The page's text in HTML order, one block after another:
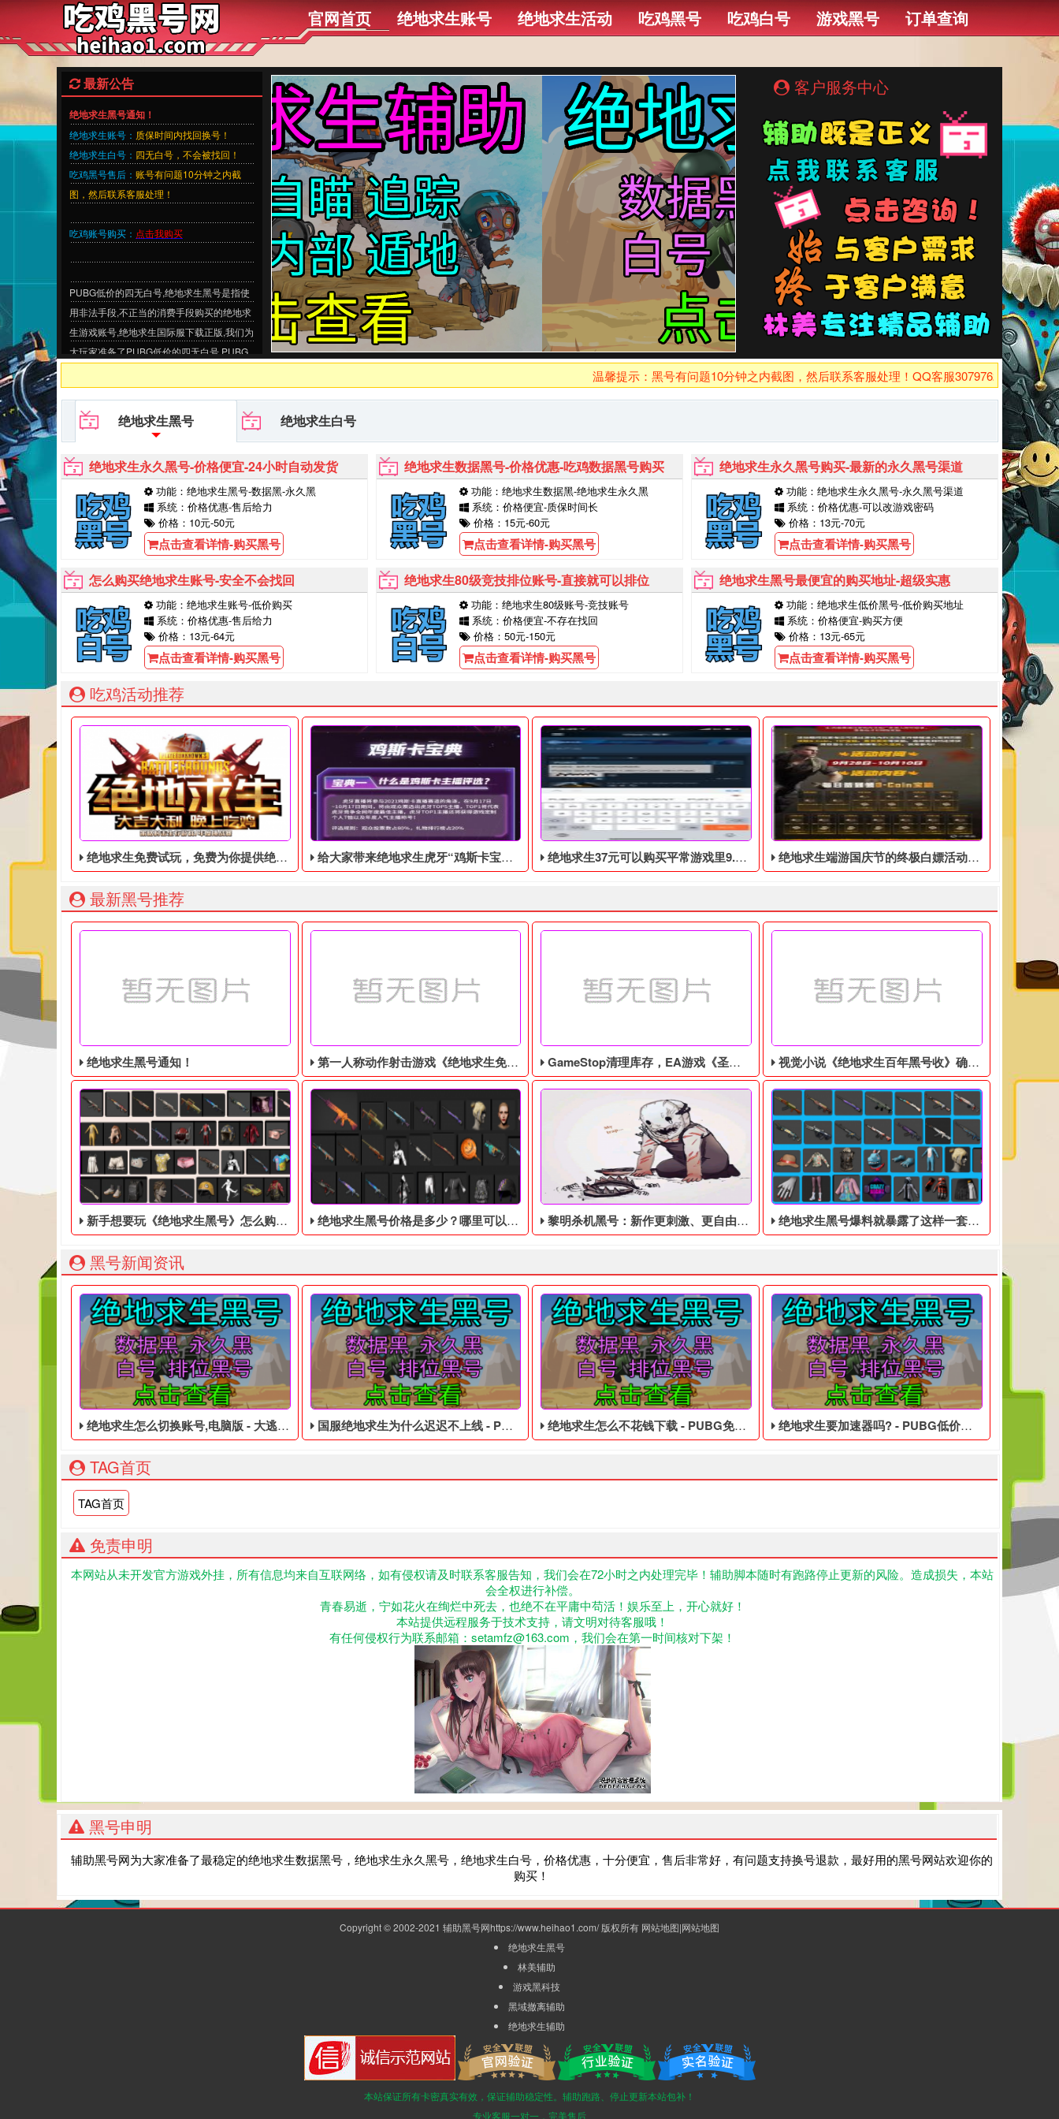
官网首页 绝地求生账号 绝地求生活动 吃鸡黑号 吃鸡白号 游戏黑号 订单查询
最新公告
绝地求生黑号通知！
绝地求生账号： 质保时间内找回换号！
绝地求生白号： 四无白号，不会被找回！
吃鸡黑号售后： 账号有问题10分钟之内截
图，然后联系客服处理！
吃鸡账号购买： 点击我购买
PUBG低价的四无白号,绝地求生黑号是指使
用非法手段,不正当的消费手段购买的绝地求
生游戏账号,绝地求生国际服下载正版,我们为
大玩家准备了PUBG低价的四无白号,PUBG
客户服务中心
温馨提示：黑号有问题10分钟之内截图，然后联系客服处理！QQ客服3079762926！
绝地求生黑号 绝地求生白号
绝地求生永久黑号-价格便宜-24小时自动发货
功能：绝地求生黑号-数据黑-永久黑
系统：价格优惠-售后给力
价格：10元-50元
点击查看详情-购买黑号
绝地求生数据黑号-价格优惠-吃鸡数据黑号购买
功能：绝地求生数据黑-绝地求生永久黑
系统：价格便宜-质保时间长
价格：15元-60元
点击查看详情-购买黑号
绝地求生永久黑号购买-最新的永久黑号渠道
功能：绝地求生永久黑号-永久黑号渠道
系统：价格优惠-可以改游戏密码
价格：13元-70元
点击查看详情-购买黑号
怎么购买绝地求生账号-安全不会找回
功能：绝地求生账号-低价购买
系统：价格优惠-售后给力
价格：13元-64元
点击查看详情-购买黑号
绝地求生80级竞技排位账号-直接就可以排位
功能：绝地求生80级账号-竞技账号
系统：价格便宜-不存在找回
价格：50元-150元
点击查看详情-购买黑号
绝地求生黑号最便宜的购买地址-超级实惠
功能：绝地求生低价黑号-低价购买地址
系统：价格便宜-购买方便
价格：13元-65元
点击查看详情-购买黑号
吃鸡活动推荐
绝地求生免费试玩，免费为你提供绝地求生账号 给大家带来绝地求生虎牙“鸡斯卡宝典”的福利活动，这次福利活动将于9月17日至10月17日开始 绝地求生37元可以购买平常游戏里9.9美元的DLC礼包 绝地求生端游国庆节的终极白嫖活动，活动的时间是9月28号到10月10号
最新黑号推荐
绝地求生黑号通知！
绝地求生黑号： 质保时间内找回换号！ 绝地求生白号： 四无白号，不会被找回！ 吃鸡黑号售后： 黑号有问题10分钟之内截图，然后联系客服处理！ 黑号QQ客服： 1600445187
第一人称动作射击游戏《绝地求生免费辅助》今日登陆主机平台
2036年，世界上突然出现了一个巨型的黑洞，科学家们无法解释这个现象。玩家将操控超自然科学研究组织（SRO）队员“覃舒雅”，前往事
GameStop清理库存，EA游戏《圣歌》以1美分售出
据外媒Kotaku报道，美国游戏零售商GameStop正在清理库存，将EA游戏《圣歌》以1美分的超
视觉小说《绝地求生百年黑号收》确认登陆Switch，特别版售价9350日元
出版商Idea Factory今日宣布，男孩间友情为主题的视
新手想要玩《绝地求生黑号》怎么购买？
《绝地求生黑号》是近些年来十分火热的一款射击类游戏，这款绝地求生黑号的好玩不仅在于其游戏设定，还在于其游戏画面的设计十分的精妙。这款游戏可以单人玩，可以双人玩也可以
绝地求生黑号价格是多少？哪里可以买？
不少朋友都对绝地求生黑号​这个游戏非常感兴趣，如果想要尝试体验一下的话，最好的方式就是购买一个绝地求生黑号，就可以正常游戏了。
黎明杀机黑号​：新作更刺激、更自由、更讲究配合、更有操作难度。
这款游戏还是延续了前作《黎明杀机黑号》竞技的游戏模式，这次玩家将分别扮演逃亡者和猎人
绝地求生黑号爆料就暴露了这样一套皮肤
相信大家都知道，前两天绝地求生黑号爆料就暴露了
黑号新闻资讯
绝地求生怎么切换账号,电脑版 - 大逃杀免费的黑号
大逃杀免费的黑号,绝地求生黑号是指使用非法手段,不正当的消费手段购买的绝地求生游戏账号,绝地求生怎么切换账号,电脑版,我们为大玩家准备了大逃杀免费的黑号,PUBG黑号平台等待你
国服绝地求生为什么迟迟不上线 - PUBG低价的黑号
PUBG低价的黑号,绝地求生黑号是指使用非法手段,不正当的消费手段购买的绝地求生游戏账号,国服绝地求生为什么迟迟不上线,我们为大玩家
绝地求生怎么不花钱下载 - PUBG免费的黑号
PUBG免费的黑号,绝地求生黑号是指使用非法手段,不正当的消费手段购买的绝地求生游戏账号,
绝地求生要加速器吗? - PUBG低价的数据黑号
PUBG低价的数据黑号,绝地求生黑号是指使用非法
TAG首页
TAG首页
免责申明
本网站从未开发官方游戏外挂，所有信息均来自互联网络，如有侵权请及时联系客服告知，我们会在72小时之内处理完毕！辅助脚本随时有跑路停止更新的风险。造成损失，本站
会全权进行补偿。
青春易逝，宁如花火在绚烂中死去，也绝不在平庸中苟活！娱乐至上，开心就好！
本站提供远程服务于技术支持，请文明对待客服哦！
有任何侵权行为联系邮箱：setamfz@163.com，我们会在第一时间核对下架！
黑号申明
辅助黑号网为大家准备了最稳定的绝地求生数据黑号，绝地求生永久黑号，绝地求生白号，价格优惠，十分便宜，售后非常好，有问题支持换号退款，最好用的黑号网站欢迎你的
购买！
Copyright © 2002-2021 辅助黑号网https://www.heihao1.com/ 版权所有 网站地图|网站地图
绝地求生黑号
林美辅助
游戏黑科技
黑域撤离辅助
绝地求生辅助
本站保证所有卡密真实有效，保证辅助稳定性。辅助跑路、停止更新本站包补！
专业客服一对一，完美售后